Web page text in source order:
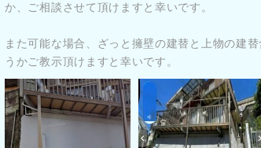
か、ご相談させて頂けますと幸いです。
また可能な場合、ざっと擁壁の建替と上物の建
うかご教示頂けますと幸いです。